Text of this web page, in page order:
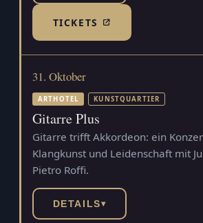
TICKETS(TICKETSHOP,
31. Oktober
ARTHOTEL KUNSTQUARTIER
Gitarre Plus
Gitarre trifft Akkordeon: ein
Klangkunst und Leidenschaft mit
Pietro Roffi.
DETAILS▾